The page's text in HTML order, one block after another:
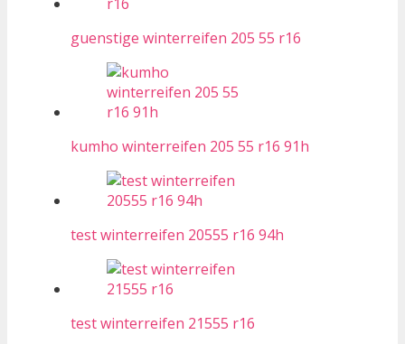
guenstige winterreifen 205 55 r16
kumho winterreifen 205 55 r16 91h
test winterreifen 20555 r16 94h
test winterreifen 21555 r16